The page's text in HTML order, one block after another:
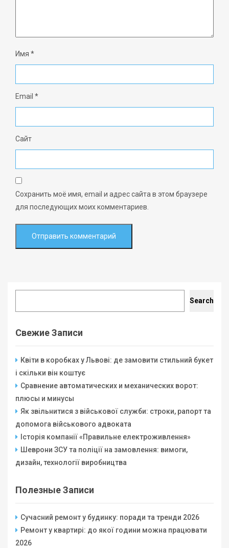
Имя *
Email *
Сайт
Сохранить моё имя, email и адрес сайта в этом браузере
для последующих моих комментариев.
Search
Свежие Записи
Квіти в коробках у Львові: де замовити стильний букет
і скільки він коштує
Сравнение автоматических и механических ворот:
плюсы и минусы
Як звільнитися з військової служби: строки, рапорт та
допомога військового адвоката
Історія компанії «Правильне електроживлення»
Шеврони ЗСУ та поліції на замовлення: вимоги,
дизайн, технології виробництва
Полезные Записи
Сучасний ремонт у будинку: поради та тренди 2026
Ремонт у квартирі: до якої години можна працювати
2026